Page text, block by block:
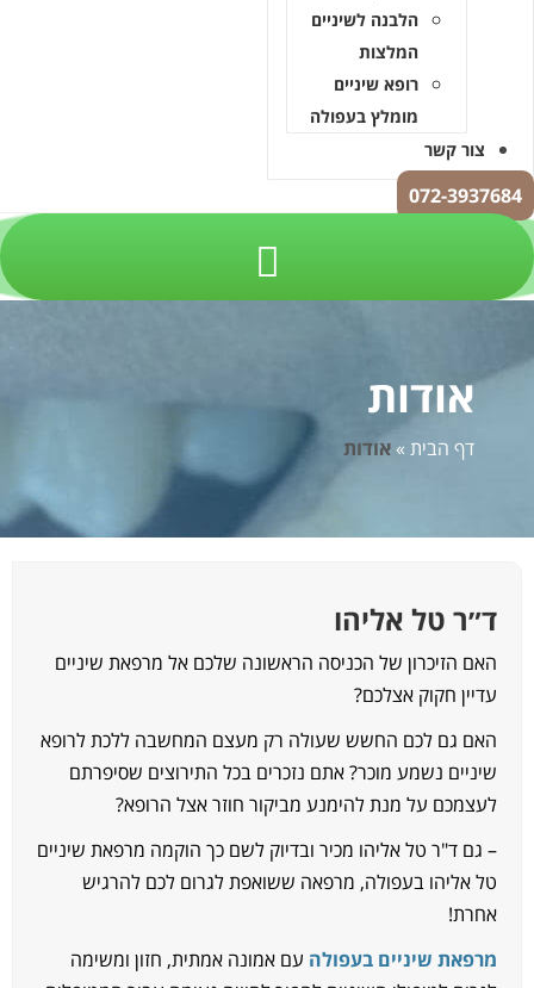
הלבנה לשיניים
המלצות
רופא שיניים
מומלץ בעפולה
צור קשר
072-
אודות
דף הבית »אודות
ד״ר טל אליהו
האם הזיכרון של הכניסה הראשונה שלכם אל מרפאת שיניים
עדיין חקוק אצלכם?
האם גם לכם החשש שעולה רק מעצם המחשבה ללכת לרופא
שיניים נשמע מוכר? אתם נזכרים בכל התירוצים שסיפרתם
לעצמכם על מנת להימנע מביקור חוזר אצל הרופא?
– גם ד"ר טל אליהו מכיר ובדיוק לשם כך הוקמה מרפאת שיניים
טל אליהו בעפולה, מרפאה ששואפת לגרום לכם להרגיש
אחרת!
מרפאת שיניים בעפולהעם אמונה אמתית, חזון ומשימה